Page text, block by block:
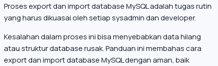
Proses export dan import database MySQL adalah tugas rutin
yang harus dikuasai oleh setiap sysadmin dan developer.
Kesalahan dalam proses ini bisa menyebabkan data hilang
atau struktur database rusak. Panduan ini membahas cara
export dan import database MySQL dengan aman, baik